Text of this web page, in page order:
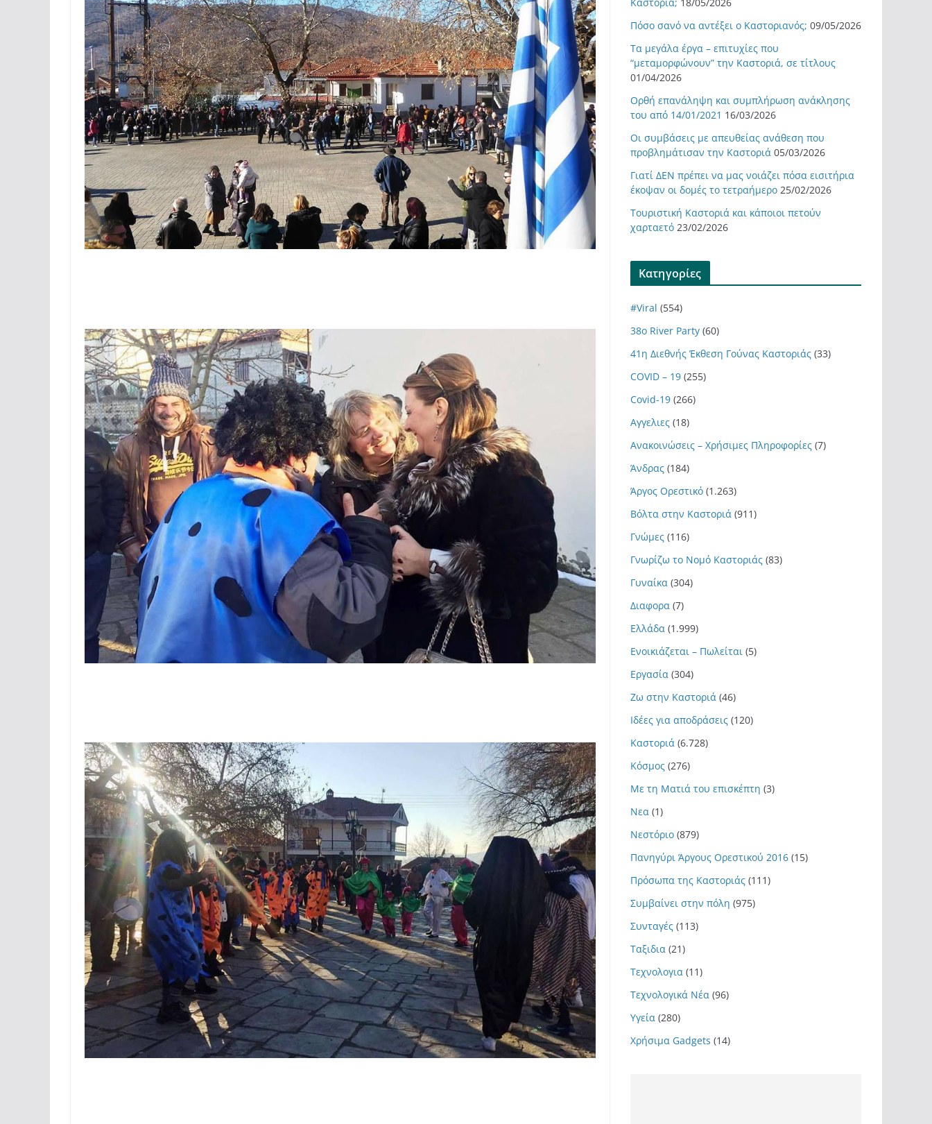
Πόσο σανό να αντέξει ο Καστοριανός; 09/05/2026
Τα μεγάλα έργα – επιτυχίες που
“μεταμορφώνουν” την Καστοριά, σε τίτλους
01/04/2026
Ορθή επανάληψη και συμπλήρωση ανάκλησης
του από 14/01/2021 16/03/2026
Οι συμβάσεις με απευθείας ανάθεση που
προβλημάτισαν την Καστοριά 05/03/2026
Γιατί ΔΕΝ πρέπει να μας νοιάζει πόσα εισιτήρια
έκοψαν οι δομές το τετραήμερο 25/02/2026
Τουριστική Καστοριά και κάποιοι πετούν
χαρταετό 23/02/2026
Kατηγορίες
#Viral (554)
38ο River Party (60)
41η Διεθνής Έκθεση Γούνας Καστοριάς (33)
COVID – 19 (255)
Covid-19 (266)
Αγγελιες (18)
Ανακοινώσεις – Χρήσιμες Πληροφορίες (7)
Άνδρας (184)
Άργος Ορεστικό (1.263)
Βόλτα στην Καστοριά (911)
Γνώμες (116)
Γνωρίζω το Νομό Καστοριάς (83)
Γυναίκα (304)
Διαφορα (7)
Ελλάδα (1.999)
Ενοικιάζεται – Πωλείται (5)
Εργασία (304)
Ζω στην Καστοριά (46)
Ιδέες για αποδράσεις (120)
Καστοριά (6.728)
Κόσμος (276)
Με τη Ματιά του επισκέπτη (3)
Νεα (1)
Νεστόριο (879)
Πανηγύρι Άργους Ορεστικού 2016 (15)
Πρόσωπα της Καστοριάς (111)
Συμβαίνει στην πόλη (975)
Συνταγές (113)
Ταξιδια (21)
Τεχνολογια (11)
Τεχνολογικά Νέα (96)
Υγεία (280)
Χρήσιμα Gadgets (14)